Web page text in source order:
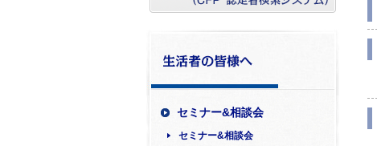
セミナー&相談会
セミナー&相談会